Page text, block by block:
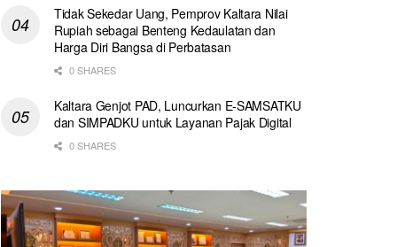
Tidak Sekedar Uang, Pemprov Kaltara Nilai
Rupiah sebagai Benteng Kedaulatan dan
Harga Diri Bangsa di Perbatasan
0 SHARES
Kaltara Genjot PAD, Luncurkan E-SAMSATKU
dan SIMPADKU untuk Layanan Pajak Digital
0 SHARES